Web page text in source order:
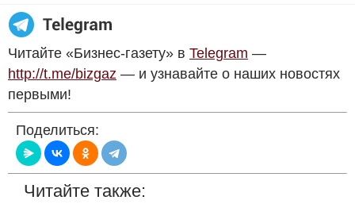
Читайте «Бизнес-газету» в Telegram —
http://t.me/bizgaz — и узнавайте о наших новостях
первыми!
Поделиться:
Читайте также: